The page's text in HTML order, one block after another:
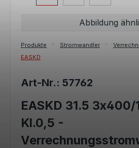
Abbildung
Produkte Stromwandler
EASKD
Art-Nr.: 57762
EASKD 31.5 3x400/
Kl.0,5 -